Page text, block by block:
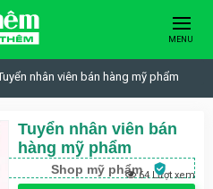
MENU
nhân viên bán hàng mỹ phẩm
Tuyển nhân viên bán
hàng mỹ phẩm
Shop mỹ phẩm64 Lượt xem